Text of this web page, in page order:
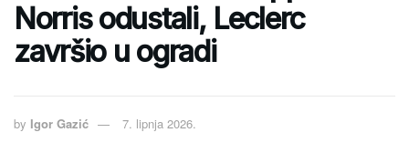
Norris odustali, Leclerc
završio u ogradi
by Igor Gazić 7. lipnja 2026.